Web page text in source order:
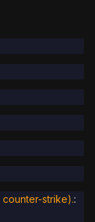
counter-strike).: